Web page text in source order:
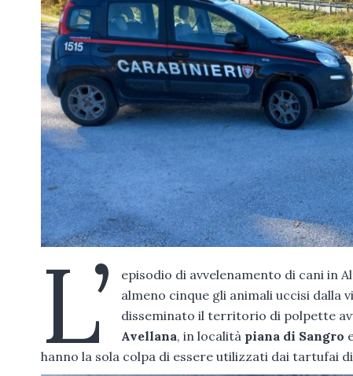
L’
episodio di avvelenamento di cani in
almeno cinque gli animali uccisi dalla
disseminato il territorio di polpette
Avellana, in località piana di Sangro
hanno la sola colpa di essere utilizzati dai tartufai